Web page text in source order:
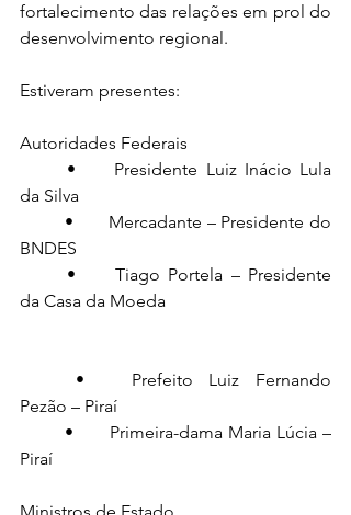
fortalecimento das relações em prol do
desenvolvimento regional.
Estiveram presentes:
Autoridades Federais
da Silva
BNDES
da Casa da Moeda
Pezão – Piraí
Piraí